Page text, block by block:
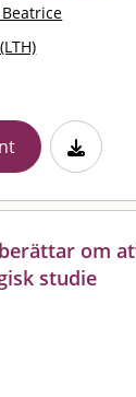
om
studie